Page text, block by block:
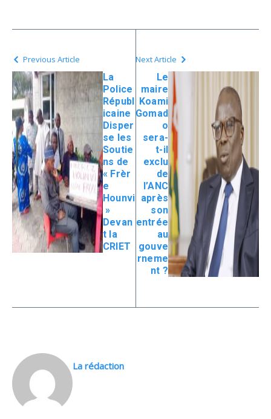
Previous Article
La
Police
Républ
icaine
Disper
se les
Soutie
ns de
« Frèr
e
Hounvi
»
Devan
t la
CRIET
Next Article
Le
maire
Koami
Gomad
o
sera-
t-il
exclu
de
l’ANC
après
son
entrée
au
gouve
rneme
nt ?
La rédaction